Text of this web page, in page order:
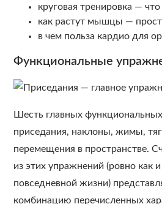
круговая тренировка — что
как растут мышцы —
в чем польза кардио для
Функциональные
Шесть главных
приседания, наклоны, жимы,
перемещения в пространстве.
из этих упражнений (ровно как
повседневной жизни)
комбинацию перечисленных